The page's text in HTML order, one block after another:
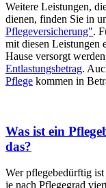
Weitere Leistungen,
dienen, finden Sie in
Pflegeversicherung".
mit diesen Leistungen
Hause versorgt
Entlastungsbetrag.
Pflege kommen in
Was ist ein
das?
Wer pflegebedürftig
je nach Pflegegrad